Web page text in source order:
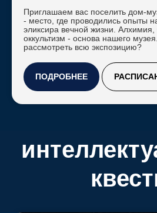
Приглашаем вас поселить дом-
- место, где проводились опыты
эликсира вечной жизни. Алхимия,
оккультизм - основа нашего
рассмотреть всю экспозицию?
ПОДРОБНЕЕ